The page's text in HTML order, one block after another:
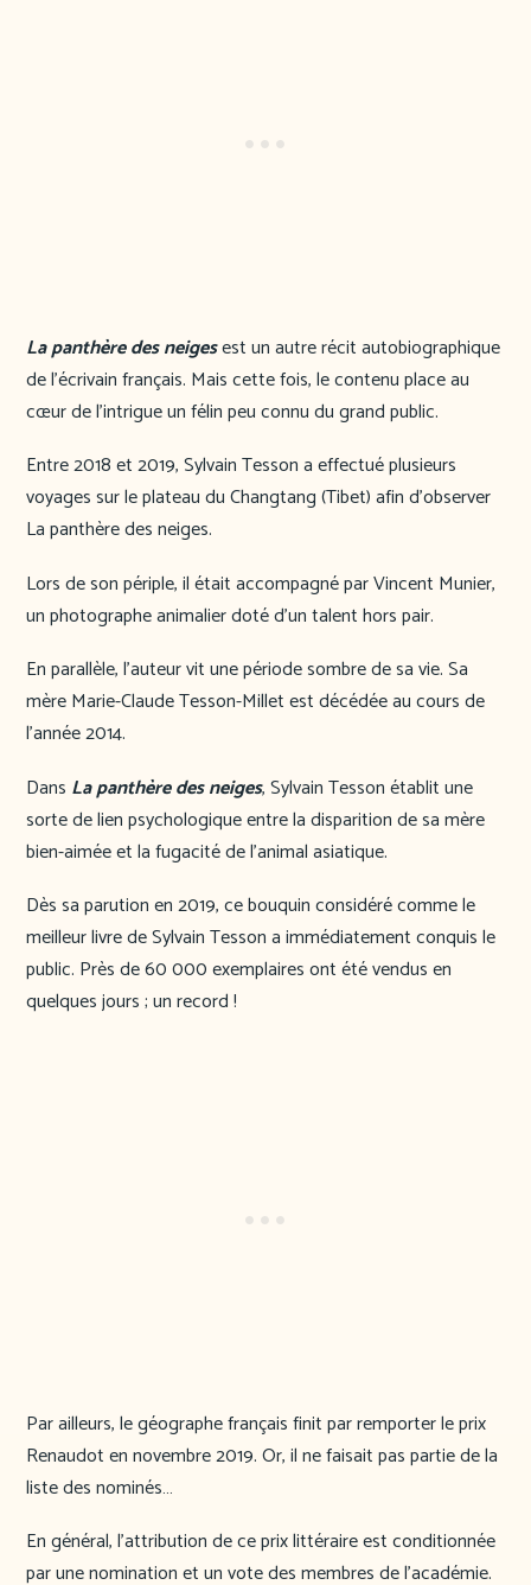
La panthère des neigesest un autre récit autobiographique
de l’écrivain français. Mais cette fois, le contenu place au
cœur de l’intrigue un félin peu connu du grand public.
Entre 2018 et 2019, Sylvain Tesson a effectué plusieurs
voyages sur le plateau du Changtang (Tibet) afin d’observer
La panthère des neiges.
Lors de son périple, il était accompagné par Vincent Munier,
un photographe animalier doté d’un talent hors pair.
En parallèle, l’auteur vit une période sombre de sa vie. Sa
mère Marie-Claude Tesson-Millet est décédée au cours de
l’année 2014.
Dans La panthère des neiges, Sylvain Tesson établit une
sorte de lien psychologique entre la disparition de sa mère
bien-aimée et la fugacité de l’animal asiatique.
Dès sa parution en 2019, ce bouquin considéré comme le
meilleur livre de Sylvain Tesson a immédiatement conquis le
public. Près de 60 000 exemplaires ont été vendus en
quelques jours ; un record !
Par ailleurs, le géographe français finit par remporter le prix
Renaudot en novembre 2019. Or, il ne faisait pas partie de la
liste des nominés…
En général, l’attribution de ce prix littéraire est conditionnée
par une nomination et un vote des membres de l’académie.